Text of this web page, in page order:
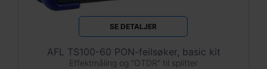
SE DETALJER
AFL TS100-60 PON-feilsøker, basic kit
Effektmåling og "OTDR" til splitter